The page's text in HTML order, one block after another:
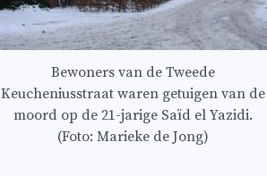
Bewoners van de Tweede
Keucheniusstraat waren getuigen van de
moord op de 21-jarige Saïd el Yazidi.
(Foto: Marieke de Jong)